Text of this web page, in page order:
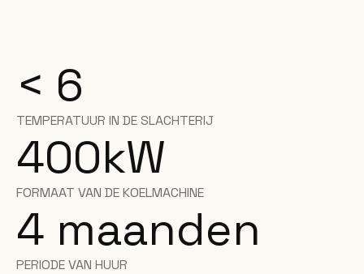
< 6
TEMPERATUUR IN DE SLACHTERIJ
400kW
FORMAAT VAN DE KOELMACHINE
4 maanden
PERIODE VAN HUUR